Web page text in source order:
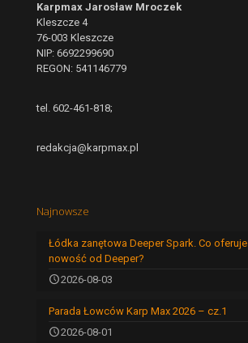
Karpmax Jarosław Mroczek
Kleszcze 4
76-003 Kleszcze
NIP: 6692299690
REGON: 541146779
tel. 602-461-818;
redakcja@karpmax.pl
Najnowsze
Łódka zanętowa Deeper Spark. Co oferuje
nowość od Deeper?
2026-08-03
Parada Łowców Karp Max 2026 – cz.1
2026-08-01